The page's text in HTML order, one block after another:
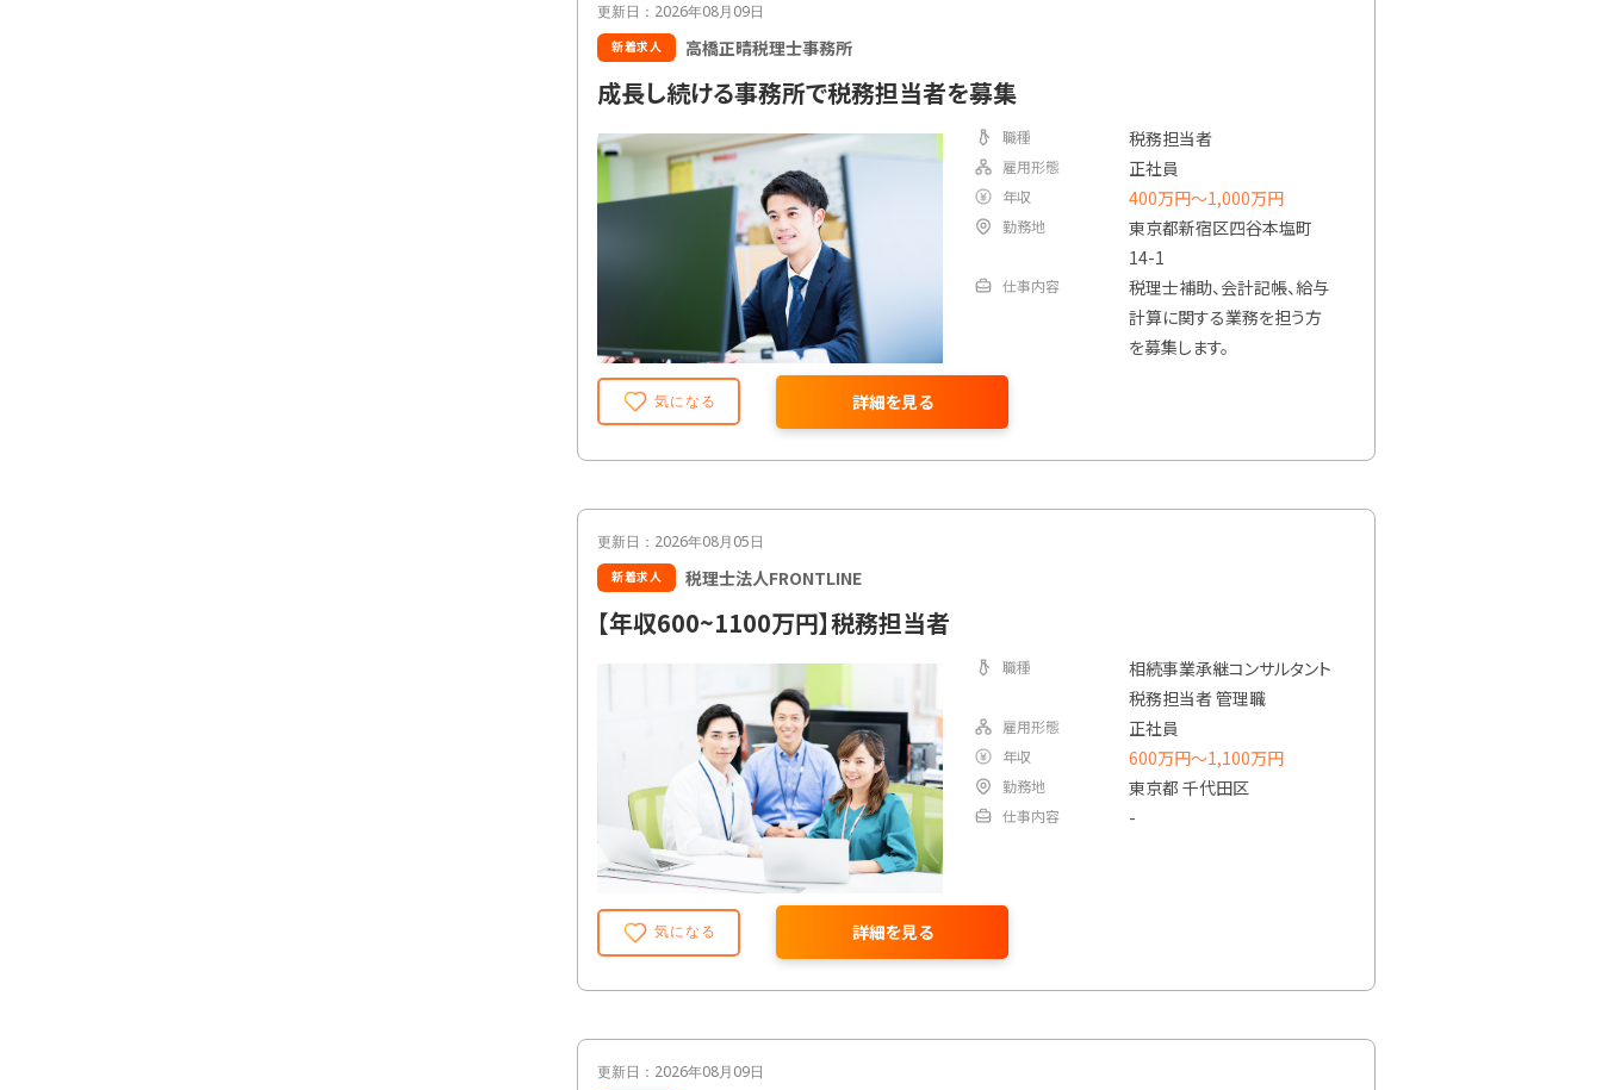
更新日：2026年08月09日
新着求人 高橋正晴税理士事務所
成長し続ける事務所で税務担当者を募集
気になる 詳細を見る
職種 税務担当者
雇用形態 正社員
年収 400万円〜1,000万円
勤務地
東京都新宿区四谷本塩町
14-1
仕事内容
税理士補助、会計記帳、給与
計算に関する業務を担う方
を募集します。
更新日：2026年08月05日
新着求人 税理士法人FRONTLINE
【年収600~1100万円】税務担当者
気になる 詳細を見る
職種
相続事業承継コンサルタント
税務担当者 管理職
雇用形態 正社員
年収 600万円〜1,100万円
勤務地 東京都 千代田区
仕事内容 -
更新日：2026年08月09日